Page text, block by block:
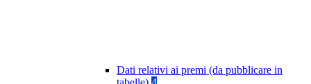
Dati relativi ai premi (da pubblicare in